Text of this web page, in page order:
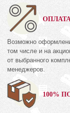
Возможно
том числе и на
от выбранного
менеджеров.
100%